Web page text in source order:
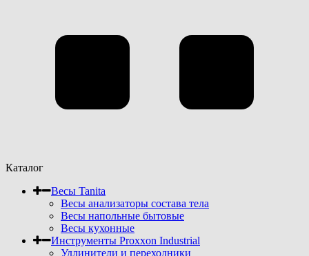
Каталог
Весы Tanita
Весы анализаторы состава тела
Весы напольные бытовые
Весы кухонные
Инструменты Proxxon Industrial
Удлинители и переходники